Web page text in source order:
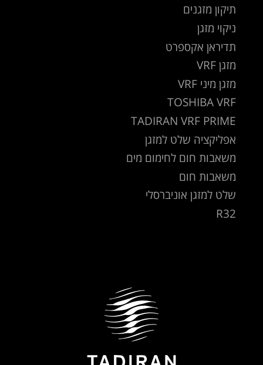
תיקון מזגנים
ניקוי מזגן
תדיראן אקספרט
מזגן VRF
מזגן מיני VRF
TOSHIBA VRF
TADIRAN VRF PRIME
אפליקציה שלט למזגן
משאבות חום לחימום מים
משאבות חום
שלט למזגן אוניברסלי
R32